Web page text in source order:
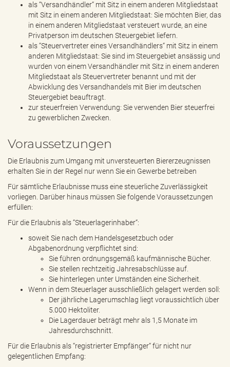
als “Versandhändler“ mit Sitz in einem anderen Mitgliedstaat
mit Sitz in einem anderen Mitgliedstaat: Sie möchten Bier, das
in einem anderen Mitgliedstaat versteuert wurde, an eine
Privatperson im deutschen Steuergebiet liefern.
als “Steuervertreter eines Versandhändlers“ mit Sitz in einem
anderen Mitgliedstaat: Sie sind im Steuergebiet ansässig und
wurden von einem Versandhändler mit Sitz in einem anderen
Mitgliedstaat als Steuervertreter benannt und mit der
Abwicklung des Versandhandels mit Bier im deutschen
Steuergebiet beauftragt.
zur steuerfreien Verwendung: Sie verwenden Bier steuerfrei
zu gewerblichen Zwecken.
Voraussetzungen
Die Erlaubnis zum Umgang mit unversteuerten Biererzeugnissen
erhalten Sie in der Regel nur wenn Sie ein Gewerbe betreiben
Für sämtliche Erlaubnisse muss eine steuerliche Zuverlässigkeit
vorliegen. Darüber hinaus müssen Sie folgende Voraussetzungen
erfüllen:
Für die Erlaubnis als “Steuerlagerinhaber“:
soweit Sie nach dem Handelsgesetzbuch oder
Abgabenordnung verpflichtet sind:
Sie führen ordnungsgemäß kaufmännische Bücher.
Sie stellen rechtzeitig Jahresabschlüsse auf.
Sie hinterlegen unter Umständen eine Sicherheit.
Wenn in dem Steuerlager ausschließlich gelagert werden soll:
Der jährliche Lagerumschlag liegt voraussichtlich über
5.000 Hektoliter.
Die Lagerdauer beträgt mehr als 1,5 Monate im
Jahresdurchschnitt.
Für die Erlaubnis als “registrierter Empfänger“ für nicht nur
gelegentlichen Empfang: